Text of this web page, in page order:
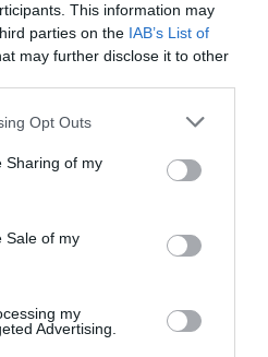
This information may
parties on the IAB’s List of
may further disclose it to other
app uses one or more Google
behaviour. You may click to
and its third-party tags to
purposes in below Google
Opt Outs
Sharing of my
Sale of my
my
Advertising.